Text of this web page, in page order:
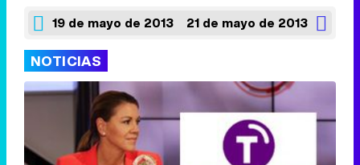
19 de mayo de 2013 21 de mayo de 2013
NOTICIAS